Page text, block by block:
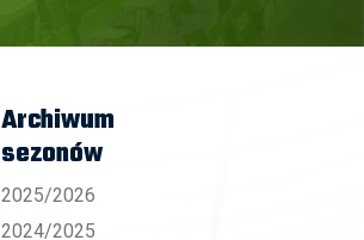
Archiwum
sezonów
2025/2026
2024/2025